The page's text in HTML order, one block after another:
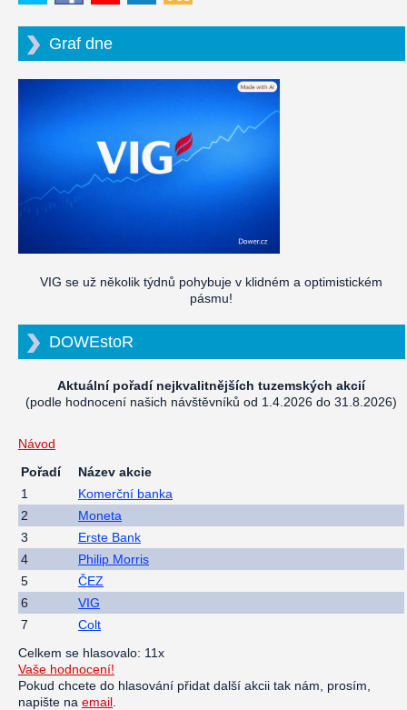
Graf dne
VIG se už několik týdnů pohybuje v klidném a optimistickém
pásmu!
DOWEstoR
Aktuální pořadí nejkvalitnějších tuzemských akcií
(podle hodnocení našich návštěvníků od 1.4.2026 do 31.8.2026)
Návod
Pořadí
Název akcie
1
Komerční banka
2
Moneta
3
Erste Bank
4
Philip Morris
5
ČEZ
6
VIG
7
Colt
Celkem se hlasovalo: 11x
Vaše hodnocení!
Pokud chcete do hlasování přidat další akcii tak nám, prosím,
napište na email